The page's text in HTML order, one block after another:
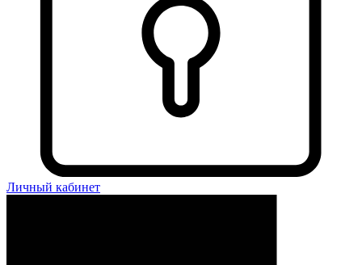
Личный кабинет